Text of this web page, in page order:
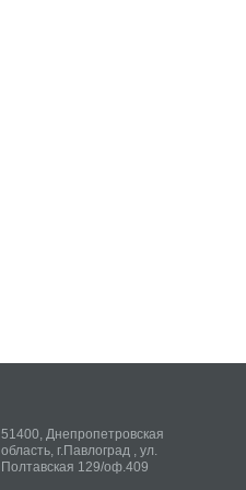
51400, Днепропетровская
область, г.Павлоград , ул.
Полтавская 129/оф.409